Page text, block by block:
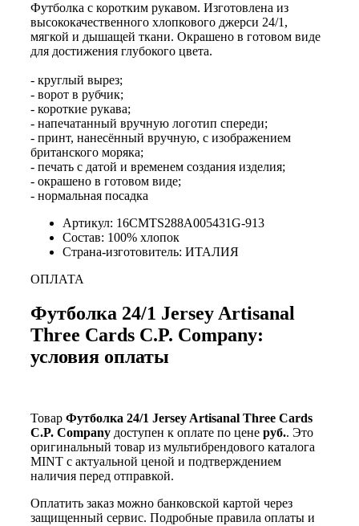
Футболка с коротким рукавом. Изготовлена из
высококачественного хлопкового джерси 24/1,
мягкой и дышащей ткани. Окрашено в готовом виде
для достижения глубокого цвета.
- круглый вырез;
- ворот в рубчик;
- короткие рукава;
- напечатанный вручную логотип спереди;
- принт, нанесённый вручную, с изображением
британского моряка;
- печать с датой и временем создания изделия;
- окрашено в готовом виде;
- нормальная посадка
Артикул: 16CMTS288A005431G-913
Состав: 100% хлопок
Страна-изготовитель: ИТАЛИЯ
ОПЛАТА
Футболка 24/1 Jersey Artisanal
Three Cards C.P. Company:
условия оплаты
Товар Футболка 24/1 Jersey Artisanal Three Cards
C.P. Company доступен к оплате по цене руб.. Это
оригинальный товар из мультибрендового каталога
MINT с актуальной ценой и подтверждением
наличия перед отправкой.
Оплатить заказ можно банковской картой через
защищенный сервис. Подробные правила оплаты и